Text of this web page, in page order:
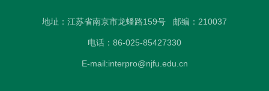
地址：江苏省南京市龙蟠路159号 邮编：210037
电话：86-025-85427330
E-mail:interpro@njfu.edu.cn